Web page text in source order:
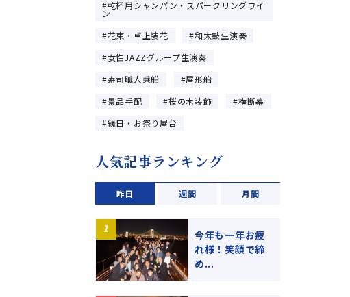
乾杯用シャンパン・スパークリングワイ
ン
花束・卓上装花
和太鼓生演奏
女性JAZZグループ生演奏
寿司職人乗船
屋形船
景品手配
桜の木装飾
横断幕
縁日・お祭り屋台
人気記事ランキング
昨日 週間 月間
今年も一年お疲
れ様！笑顔で締
め...